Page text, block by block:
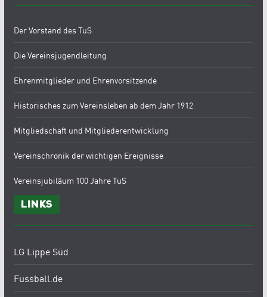
Der Vorstand des TuS
Die Vereinsjugendleitung
Ehrenmitglieder und Ehrenvorsitzende
Historisches zum Vereinsleben ab dem Jahr 1912
Mitgliedschaft und Mitgliederentwicklung
Vereinschronik der wichtigen Ereignisse
Vereinsjubiläum 100 Jahre TuS
Links
LG Lippe Süd
Fussball.de